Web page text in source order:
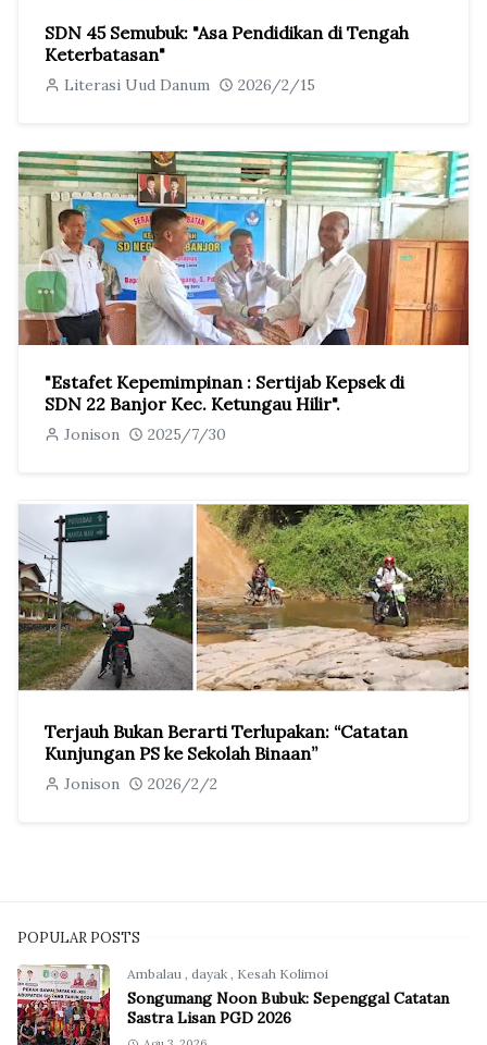
SDN 45 Semubuk: "Asa Pendidikan di Tengah
Keterbatasan"
Literasi Uud Danum 2026/2/15
"Estafet Kepemimpinan : Sertijab Kepsek di
SDN 22 Banjor Kec. Ketungau Hilir".
Jonison 2025/7/30
Terjauh Bukan Berarti Terlupakan: “Catatan
Kunjungan PS ke Sekolah Binaan”
Jonison 2026/2/2
POPULAR POSTS
Ambalau dayak Kesah Kolimoi
Songumang Noon Bubuk: Sepenggal Catatan
Sastra Lisan PGD 2026